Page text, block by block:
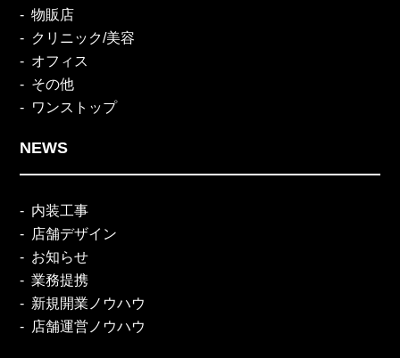
物販店
クリニック/美容
オフィス
その他
ワンストップ
NEWS
内装工事
店舗デザイン
お知らせ
業務提携
新規開業ノウハウ
店舗運営ノウハウ